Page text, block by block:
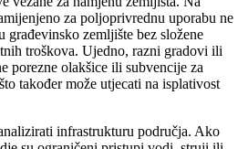
za poljoprivrednu uporabu ne
građevinsko zemljište bez složene
troškova. Ujedno, razni gradovi ili
porezne olakšice ili subvencije za
također može utjecati na isplativost
infrastrukturu područja. Ako